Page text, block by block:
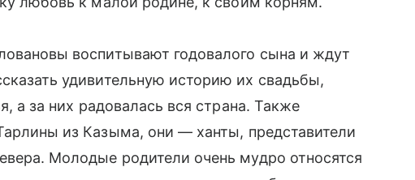
воспитывают годовалого сына и ждут
удивительную историю их свадьбы,
а за них радовалась вся страна. Также
из Казыма, они –– ханты, представители
Молодые родители очень мудро относятся